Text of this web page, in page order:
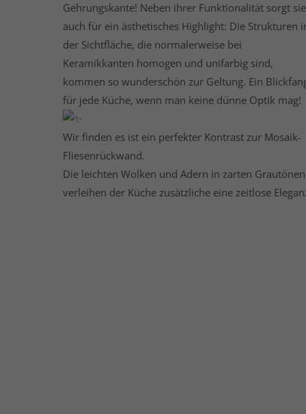
Gehrungskante! Neben ihrer Funktionalität sorgt sie
auch für ein ästhetisches Highlight: Die Strukturen
der Sichtfläche, die normalerweise bei
Keramikkanten homogen und unifarbig sind,
kommen so wunderschön zur Geltung. Ein
für jede Küche, wenn man keine dünne Optik mag!
Wir finden es ist ein perfekter Kontrast zur Mosaik-
Fliesenrückwand.
Die leichten Wolken und Adern in zarten Grautönen
verleihen der Küche zusätzliche eine zeitlose